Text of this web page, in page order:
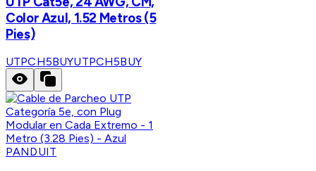
Color Azul, 1.52 Metros (5
Pies)
UTPCH5BUYUTPCH5BUY
PANDUIT